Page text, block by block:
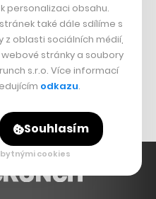
personalizaci obsahu.
také dále sdílíme s
oblasti sociálních médií,
stránky a soubory
s.r.o. Více informací
odkazu.
Souhlasím
cookies